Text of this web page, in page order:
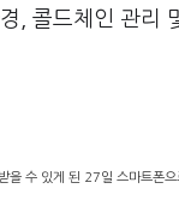
, 콜드체인 관리
수 있게 된 27일 스마트폰